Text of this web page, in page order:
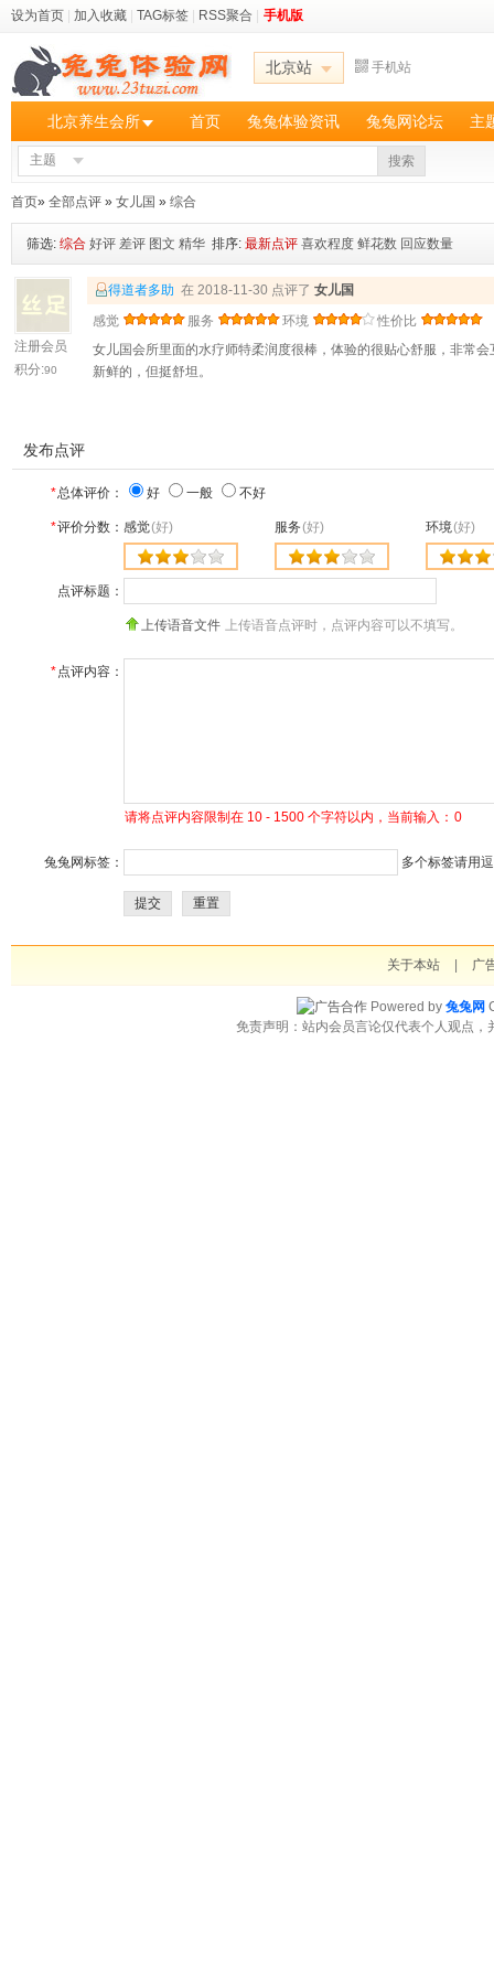
设为首页 加入收藏 TAG标签 RSS聚合 手机版
北京站 手机站
北京养生会所 首页 兔兔体验资讯 兔兔网论坛 主
主题 搜索
首页» 全部点评 » 女儿国 » 综合
筛选: 综合 好评 差评 图文 精华 排序: 最新点评 喜欢程度 鲜花数 回应数量
注册会员
积分:90
得道者多助 在 2018-11-30 点评了 女儿国
感觉
服务 环境
性价比
女儿国会所里面的水疗师特柔润度很棒，体验的很贴心舒服，非常
新鲜的，但挺舒坦。
发布点评
*总体评价： 好 一般 不好
*评价分数： 感觉(好) 服务(好) 环境(好)
点评标题：
上传语音文件 上传语音点评时，点评内容可以不填写。
*点评内容：
请将点评内容限制在 10 - 1500 个字符以内，当前输入： 0
兔兔网标签： 多个标签请用
提交 重置
关于本站 广
Powered by 兔兔网
免责声明：站内会员言论仅代表个人观点